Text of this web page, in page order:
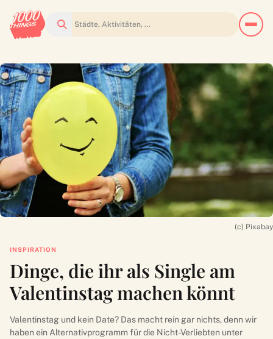
Suchen
(c) Pixabay
INSPIRATION
Dinge, die ihr als Single am
Valentinstag machen könnt
Valentinstag und kein Date? Das macht rein gar nichts, denn wir
haben ein Alternativprogramm für die Nicht-Verliebten unter